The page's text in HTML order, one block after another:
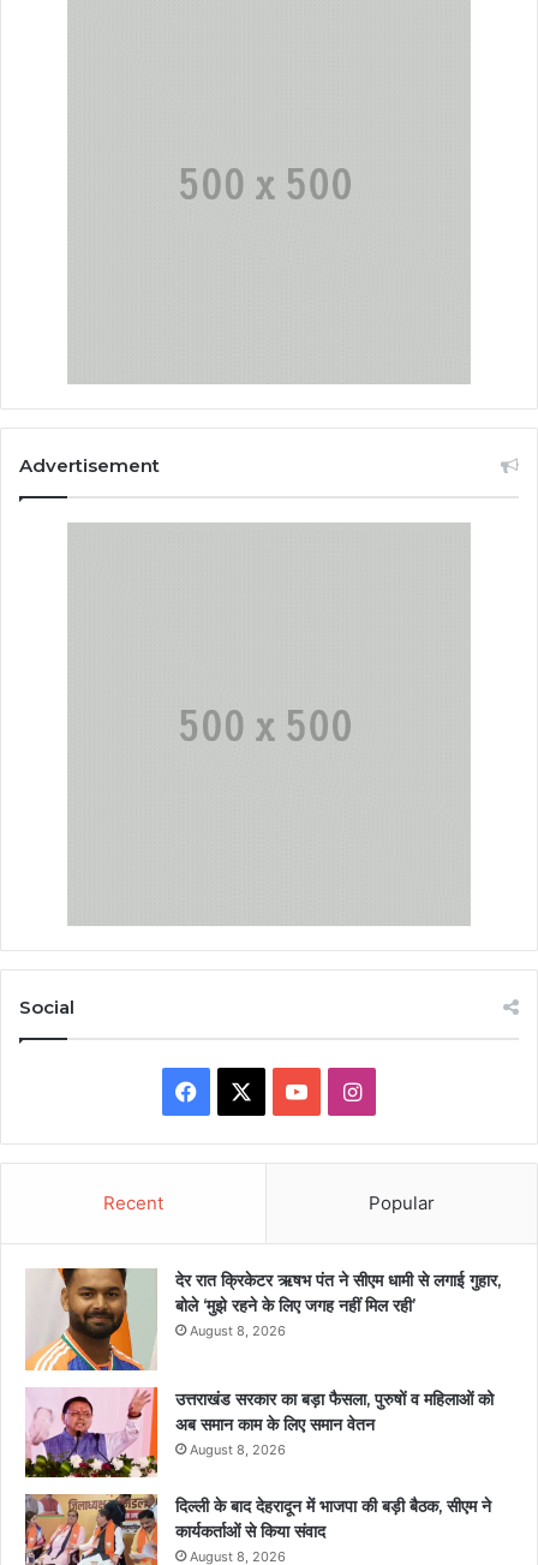
Advertisement
Social
Facebook YouTubeInstagram
Recent Popular
देर रात क्रिकेटर ऋषभ पंत ने सीएम धामी से लगाई गुहार,
बोले ‘मुझे रहने के लिए जगह नहीं मिल रही’
August 8, 2026
उत्तराखंड सरकार का बड़ा फैसला, पुरुषों व महिलाओं को
अब समान काम के लिए समान वेतन
August 8, 2026
दिल्ली के बाद देहरादून में भाजपा की बड़ी बैठक, सीएम ने
कार्यकर्ताओं से किया संवाद
August 8, 2026